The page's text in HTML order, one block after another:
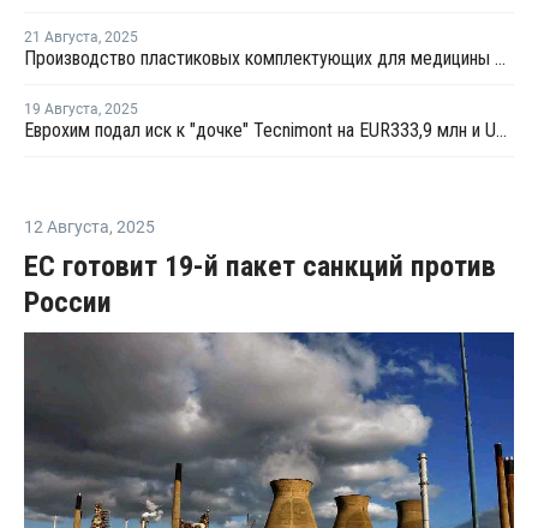
21 Августа, 2025
Производство пластиковых комплектующих для медицины открыли в Тульской области
19 Августа, 2025
Еврохим подал иск к "дочке" Tecnimont на EUR333,9 млн и USD6,3 млн
12 Августа, 2025
ЕС готовит 19-й пакет санкций против
России